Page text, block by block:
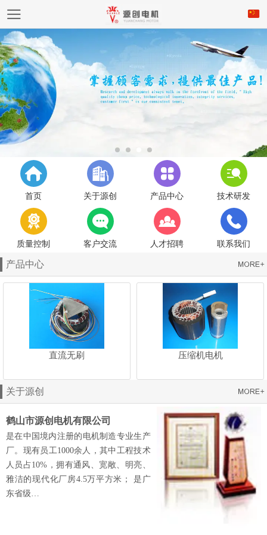
首页 关于源创 产品中心 技术研发
质量控制 客户交流 人才招聘 联系我们
产品中心
直流无刷 压缩机电机
关于源创
鹤山市源创电机有限公司
是在中国境内注册的电机制造专业生产
厂。现有员工1000余人，其中工程技术
人员占10%，拥有通风、宽敞、明亮、
雅洁的现代化厂房4.5万平方米； 是广
东省级…